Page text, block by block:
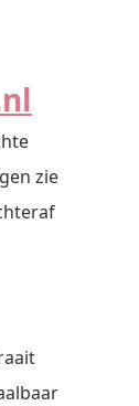
zie